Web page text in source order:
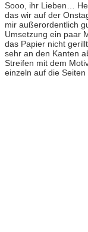
Sooo, ihr Lieben…
das wir auf der
mir außerordentlich
Umsetzung ein paar
das Papier nicht
sehr an den Kanten
Streifen mit dem
einzeln auf die